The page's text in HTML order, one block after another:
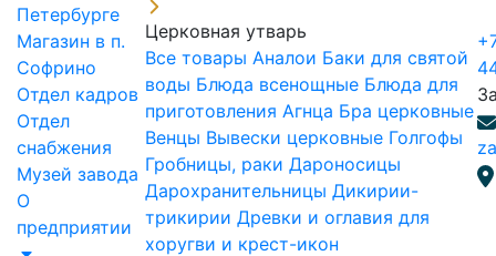
Петербурге
Магазин в п.
Софрино
Отдел кадров
Отдел
снабжения
Музей завода
О
предприятии
Церковная утварь
Все товары Аналои Баки для святой
воды Блюда всенощные Блюда для
приготовления Агнца Бра церковные
Венцы Вывески церковные Голгофы
Гробницы, раки Дароносицы
Дарохранительницы Дикирии-
трикирии Древки и оглавия для
хоругви и крест-икон